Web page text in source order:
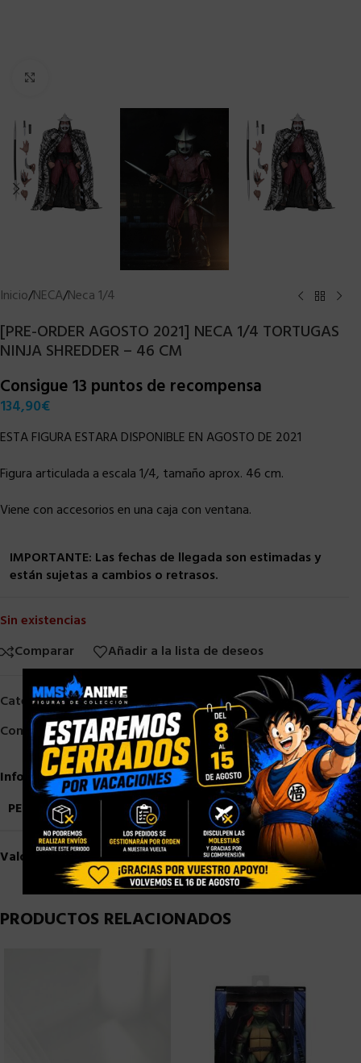
Inicio/NECA/Neca 1/4
[PRE-ORDER AGOSTO 2021] NECA 1/4 TORTUGAS
NINJA SHREDDER – 46 CM
Consigue 13 puntos de recompensa
134,90€
ESTA FIGURA ESTARA DISPONIBLE EN AGOSTO DE 2021
Figura articulada a escala 1/4, tamaño aprox. 46 cm.
Viene con accesorios en una caja con ventana.
IMPORTANTE: Las fechas de llegada son estimadas y
están sujetas a cambios o retrasos.
Sin existencias
Comparar
Añadir a la lista de deseos
Categorías:NECA,Neca 1/4,Otros
Compartir:
Información adicional
PESO
3,5 kg
Valoraciones (0)
PRODUCTOS RELACIONADOS
×